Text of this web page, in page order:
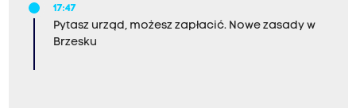
17:47
Pytasz urząd, możesz zapłacić. Nowe zasady w
Brzesku